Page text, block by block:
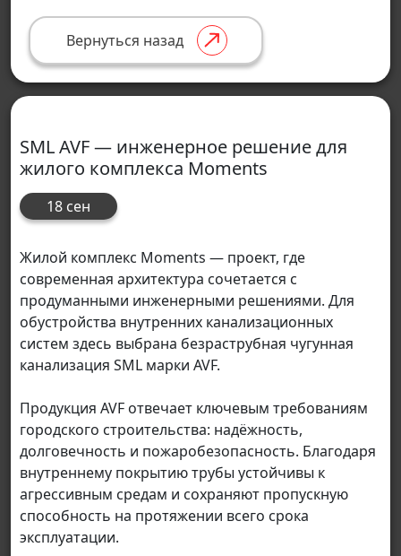
Вернуться назад
SML AVF — инженерное решение для
жилого комплекса Moments
18 сен
Жилой комплекс Moments — проект, где
современная архитектура сочетается с
продуманными инженерными решениями. Для
обустройства внутренних канализационных
систем здесь выбрана безраструбная чугунная
канализация SML марки AVF.
Продукция AVF отвечает ключевым требованиям
городского строительства: надёжность,
долговечность и пожаробезопасность. Благодаря
внутреннему покрытию трубы устойчивы к
агрессивным средам и сохраняют пропускную
способность на протяжении всего срока
эксплуатации.